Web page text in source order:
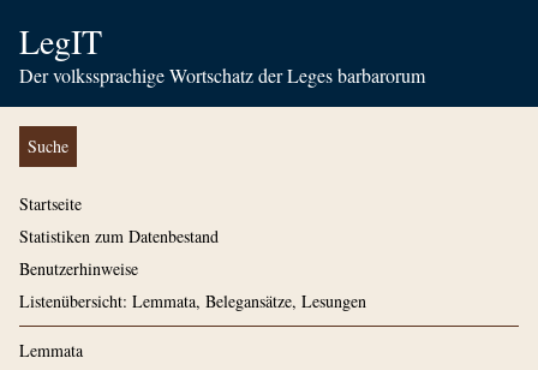
LegIT
Der volkssprachige Wortschatz der Leges barbarorum
Suche
Startseite
Statistiken zum Datenbestand
Benutzerhinweise
Listenübersicht: Lemmata, Belegansätze, Lesungen
Lemmata